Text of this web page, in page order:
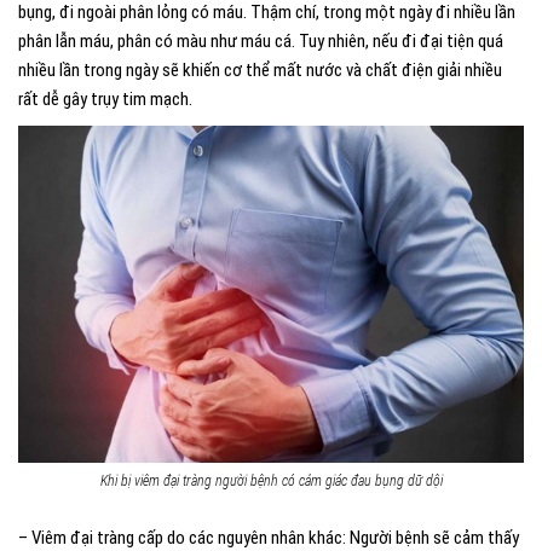
bụng, đi ngoài phân lỏng có máu. Thậm chí, trong một ngày đi nhiều lần
phân lẫn máu, phân có màu như máu cá. Tuy nhiên, nếu đi đại tiện quá
nhiều lần trong ngày sẽ khiến cơ thể mất nước và chất điện giải nhiều
rất dễ gây trụy tim mạch.
Khi bị viêm đại tràng người bệnh có cảm giác đau bụng dữ dội
– Viêm đại tràng cấp do các nguyên nhân khác: Người bệnh sẽ cảm thấy